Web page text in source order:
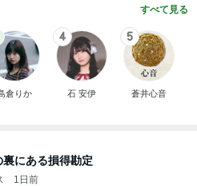
すべて見る
倉りか
4
石 安伊
5
蒼井心音
裏にある損得勘定
1日前